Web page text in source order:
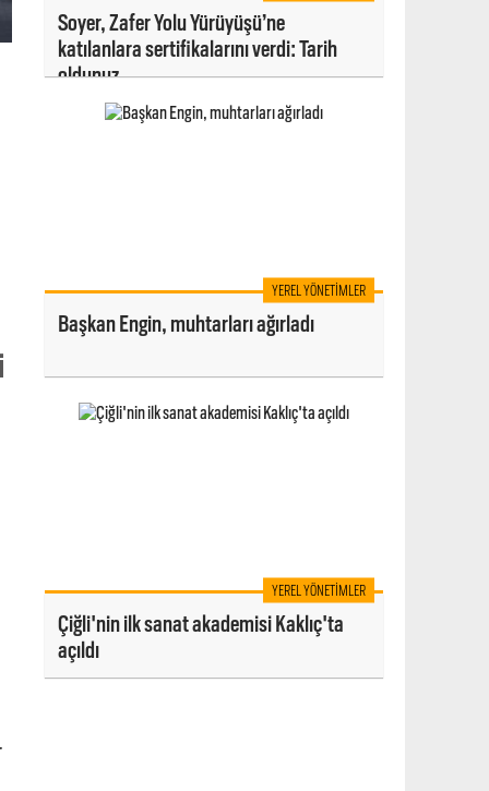
Soyer, Zafer Yolu Yürüyüşü’ne
katılanlara sertifikalarını verdi: Tarih
oldunuz
YEREL YÖNETIMLER
Başkan Engin, muhtarları ağırladı
YEREL YÖNETIMLER
Çiğli'nin ilk sanat akademisi Kaklıç'ta
açıldı